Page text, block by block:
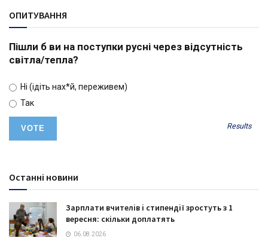
ОПИТУВАННЯ
Пішли б ви на поступки русні через відсутність
світла/тепла?
Ні (ідіть нах*й, переживем)
Так
Results
Останні новини
Зарплати вчителів і стипендії зростуть з 1
вересня: скільки доплатять
06.08.2026